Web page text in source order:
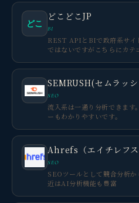
どこ
どこどこJP
BI
REST APIとBIで政府系サイ
ではないですがこちらにカテ
SEMRUSH(セムラッ
SEO
流入系は一通り分析できま
ーもわかりやすいです。
Ahrefs（エイチレフス
SEO
SEOツールとして競合分析
近はAI分析機能も豊富